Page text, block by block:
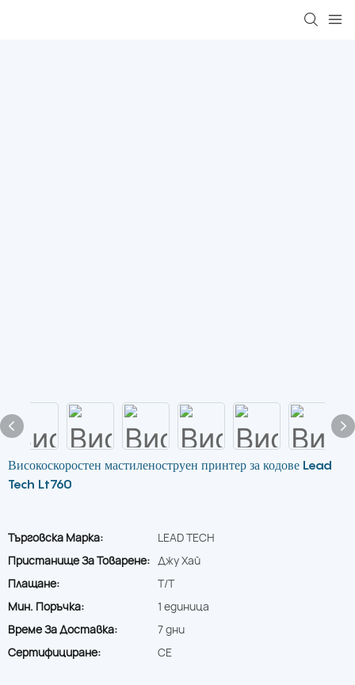
Високоскоростен мастиленоструен принтер за кодове Lead
Tech Lt760
Търговска Марка:
LEAD TECH
Пристанище За Товарене: Джу Хай
Плащане:
T/T
Мин. Поръчка:
1 единица
Време За Доставка:
7 дни
Сертифициране:
CE